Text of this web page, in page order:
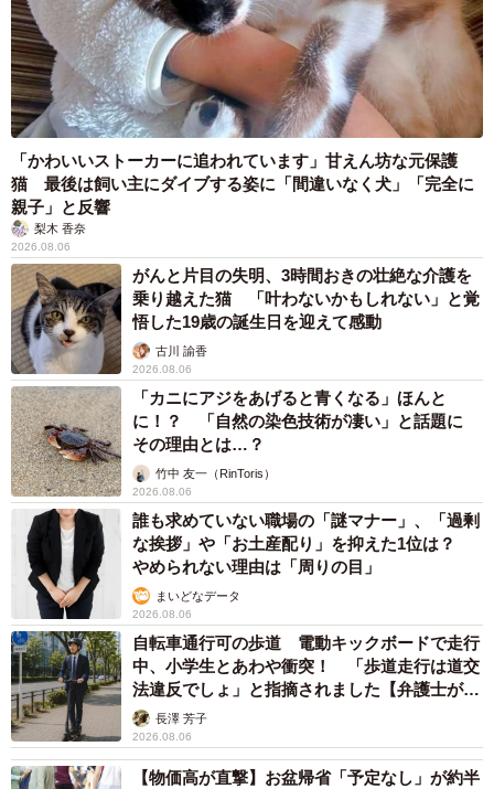
「かわいいストーカーに追われています」甘えん坊な元保護
猫 最後は飼い主にダイブする姿に「間違いなく犬」「完全に
親子」と反響
梨木 香奈
2026.08.06
がんと片目の失明、3時間おきの壮絶な介護を
乗り越えた猫 「叶わないかもしれない」と覚
悟した19歳の誕生日を迎えて感動
古川 諭香
2026.08.06
「カニにアジをあげると青くなる」ほんと
に！？ 「自然の染色技術が凄い」と話題に
その理由とは…？
竹中 友一（RinToris）
2026.08.06
誰も求めていない職場の「謎マナー」、「過剰
な挨拶」や「お土産配り」を抑えた1位は？
やめられない理由は「周りの目」
まいどなデータ
2026.08.06
自転車通行可の歩道 電動キックボードで走行
中、小学生とあわや衝突！ 「歩道走行は道交
法違反でしょ」と指摘されました【弁護士が解
説】長澤 芳子
2026.08.06
【物価高が直撃】お盆帰省「予定なし」が約半